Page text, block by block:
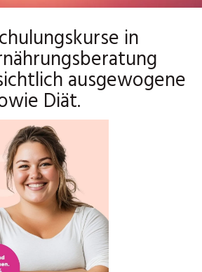
in
ausgewogene
Diät.